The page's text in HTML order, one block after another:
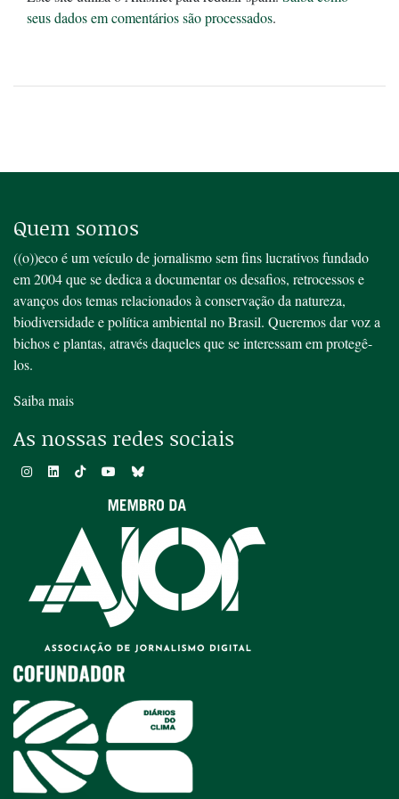
seus dados em comentários são processados.
Quem somos
((o))eco é um veículo de jornalismo sem fins lucrativos fundado
em 2004 que se dedica a documentar os desafios, retrocessos e
avanços dos temas relacionados à conservação da natureza,
biodiversidade e política ambiental no Brasil. Queremos dar voz a
bichos e plantas, através daqueles que se interessam em protegê-
los.
Saiba mais
As nossas redes sociais